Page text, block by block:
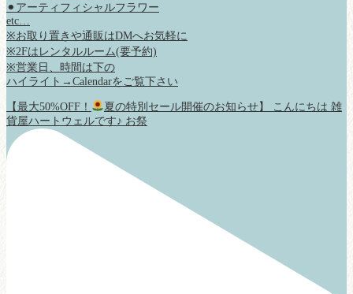
⚫︎アーティフィシャルフラワー
etc…
※お取り置きや通販はDMへお気軽に
※2Fはレンタルルーム(要予約)
※営業日、時間は下の
ハイライト→Calendarをご覧下さい
【最大50%OFF！
夏の特別セール開催のお知らせ】 こんにちは 雑
貨屋ハートウェルです♪ お祭